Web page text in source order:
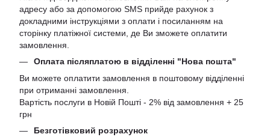
адресу або за допомогою SMS прийде рахунок з
докладними інструкціями з оплати і посиланням на
сторінку платіжної системи, де Ви зможете оплатити
замовлення.
Оплата післяплатою в відділенні "Нова пошта"
Ви можете оплатити замовлення в поштовому відділенні
при отриманні замовлення.
Вартість послуги в Новій Пошті - 2% від замовлення + 25
грн
Безготівковий розрахунок